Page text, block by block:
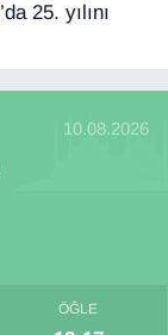
10.08.2026
ÖĞLE